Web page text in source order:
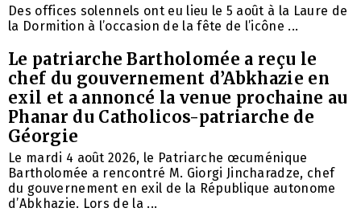
Des offices solennels ont eu lieu le 5 août à la Laure de
la Dormition à l’occasion de la fête de l’icône ...
Le patriarche Bartholomée a reçu le
chef du gouvernement d’Abkhazie en
exil et a annoncé la venue prochaine au
Phanar du Catholicos-patriarche de
Géorgie
Le mardi 4 août 2026, le Patriarche œcuménique
Bartholomée a rencontré M. Giorgi Jincharadze, chef
du gouvernement en exil de la République autonome
d’Abkhazie. Lors de la ...